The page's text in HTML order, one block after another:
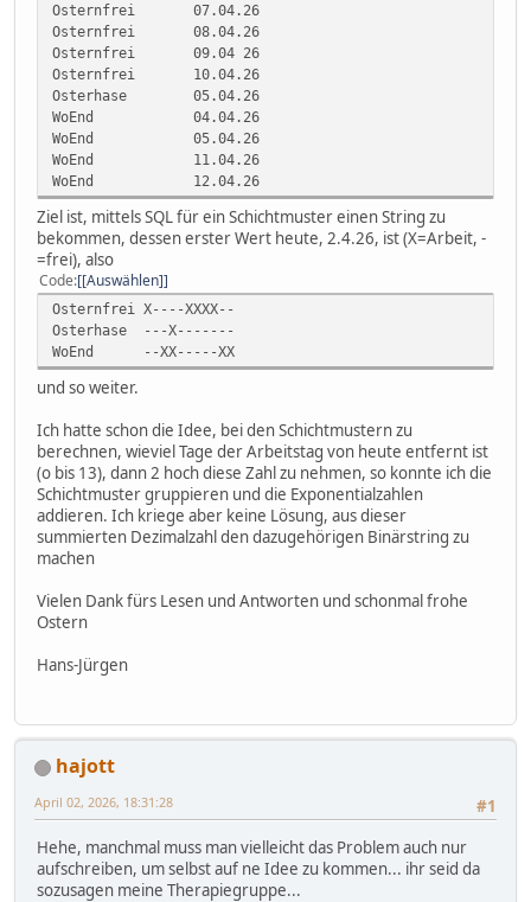
Osternfrei 07.04.26
Osternfrei 08.04.26
Osternfrei 09.04 26
Osternfrei 10.04.26
Osterhase 05.04.26
WoEnd 04.04.26
WoEnd 05.04.26
WoEnd 11.04.26
WoEnd 12.04.26
Ziel ist, mittels SQL für ein Schichtmuster einen String zu
bekommen, dessen erster Wert heute, 2.4.26, ist (X=Arbeit, -
=frei), also
Code [Auswählen]
Osternfrei X----XXXX--
Osterhase ---X-------
WoEnd --XX-----XX
und so weiter.
Ich hatte schon die Idee, bei den Schichtmustern zu
berechnen, wieviel Tage der Arbeitstag von heute entfernt ist
(o bis 13), dann 2 hoch diese Zahl zu nehmen, so konnte ich die
Schichtmuster gruppieren und die Exponentialzahlen
addieren. Ich kriege aber keine Lösung, aus dieser
summierten Dezimalzahl den dazugehörigen Binärstring zu
machen
Vielen Dank fürs Lesen und Antworten und schonmal frohe
Ostern
Hans-Jürgen
hajott
#1
April 02, 2026, 18:31:28
Hehe, manchmal muss man vielleicht das Problem auch nur
aufschreiben, um selbst auf ne Idee zu kommen... ihr seid da
sozusagen meine Therapiegruppe...